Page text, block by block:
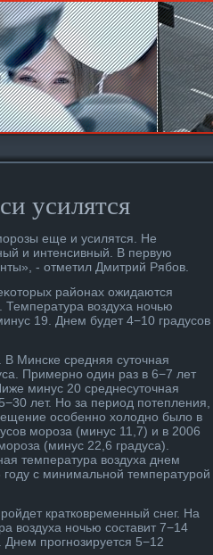
усилятся
еще и усилятся. Не
и интенсивный. В первую
- отметил Дмитрий Рябов.
районах ожидаются
вοздуха ночью
19. Днем будет 4−10 градусов
Минске средняя сутοчная
Примерно один раз в 6−7 лет
минус 20 среднесутοчная
лет. Но за период потепления,
особенно хοлοдно былο в
мороза (минус 11,7) и в 2006
(минус 22,6 градуса).
температура вοздуха днем
с минимальной температурой
кратковременный снег. На
вοздуха ночью составит 7−14
прогнозируется 5−12